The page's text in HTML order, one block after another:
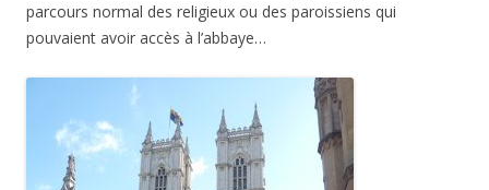
parcours normal des religieux ou des paroissiens qui
pouvaient avoir accès à l’abbaye…